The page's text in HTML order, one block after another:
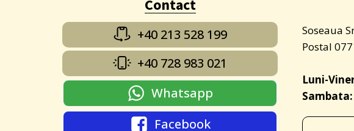
Contact
+40 213 528 199
+40 728 983 021
Whatsapp
Facebook
Soseaua
Postal
Luni-